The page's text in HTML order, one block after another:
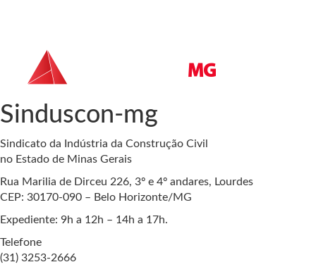
Sinduscon-mg
Sindicato da Indústria da Construção Civil
no Estado de Minas Gerais
Rua Marilia de Dirceu 226, 3º e 4º andares, Lourdes
CEP: 30170-090 – Belo Horizonte/MG
Expediente: 9h a 12h – 14h a 17h.
Telefone
(31) 3253-2666